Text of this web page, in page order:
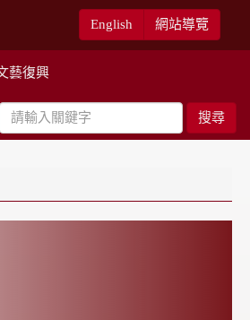
English 網站導覽
藝復興
搜尋